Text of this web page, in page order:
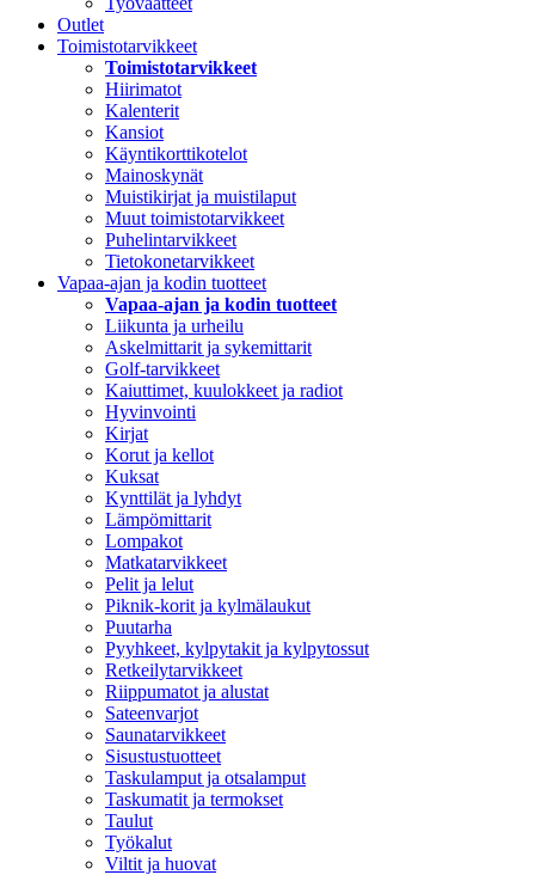
Outlet
Toimistotarvikkeet
Toimistotarvikkeet
Hiirimatot
Kalenterit
Kansiot
Käyntikorttikotelot
Mainoskynät
Muistikirjat ja muistilaput
Muut toimistotarvikkeet
Puhelintarvikkeet
Tietokonetarvikkeet
Vapaa-ajan ja kodin tuotteet
Vapaa-ajan ja kodin tuotteet
Liikunta ja urheilu
Askelmittarit ja sykemittarit
Golf-tarvikkeet
Kaiuttimet, kuulokkeet ja radiot
Hyvinvointi
Kirjat
Korut ja kellot
Kuksat
Kynttilät ja lyhdyt
Lämpömittarit
Lompakot
Matkatarvikkeet
Pelit ja lelut
Piknik-korit ja kylmälaukut
Puutarha
Pyyhkeet, kylpytakit ja kylpytossut
Retkeilytarvikkeet
Riippumatot ja alustat
Sateenvarjot
Saunatarvikkeet
Sisustustuotteet
Taskulamput ja otsalamput
Taskumatit ja termokset
Taulut
Työkalut
Viltit ja huovat